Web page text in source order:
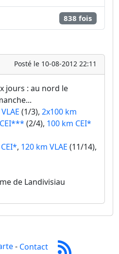
838 fois
Posté le 10-08-2012 22:11
jours : au nord le
(1/3), 2x100 km
(2/4), 100 km CEI*
, 120 km VLAE (11/14),
de Landivisiau
- Contact